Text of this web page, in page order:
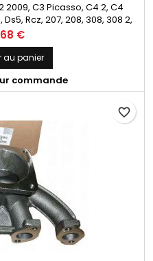
C3 Picasso, C4 2, C4
Rcz, 207, 208, 308, 308 2,
175/200 N'hésitez pas à
la compatibilité.
€
au panier
commande
favorite_border